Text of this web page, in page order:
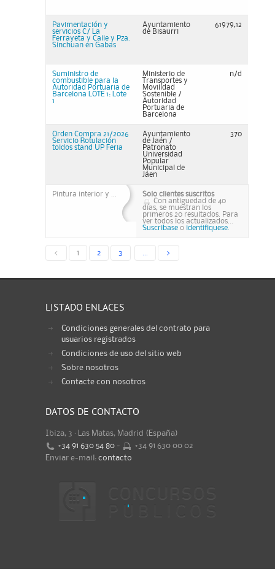
Pavimentación y
servicios C/ La
Ferrayeta y Calle y Pza.
Sinchuan en Gabas
Ayuntamiento
de Bisaurri
61979,12
Suministro de
combustible para la
Autoridad Portuaria de
Barcelona LOTE 1: Lote
1
Ministerio de
Transportes y
Movilidad
Sostenible /
Autoridad
Portuaria de
Barcelona
n/d
Orden Compra 21/2026
Servicio Rotulación
toldos stand UP Feria
Ayuntamiento
de Jaén /
Patronato
Universidad
Popular
Municipal de
Jáen
370
Pintura interior y ...
Solo clientes suscritos
Con antiguedad de 40
días, se muestran los
primeros 20 resultados. Para
ver todos los actualizados...
Suscribase o identifiquese.
< 1 2 3 >
LISTADO ENLACES
Condiciones generales del contrato para
usuarios registrados
Condiciones de uso del sitio web
Sobre nosotros
Contacte con nosotros
DATOS DE CONTACTO
Ibiza, 3 · Las Matas, Madrid (España)
+34 91 630 54 80 -
+34 91 630 00 02
Enviar e-mail: contacto